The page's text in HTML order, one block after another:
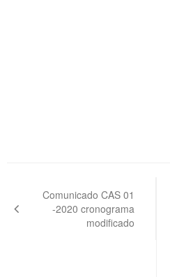
entradas
Comunicado CAS 01
-2020 cronograma
modificado